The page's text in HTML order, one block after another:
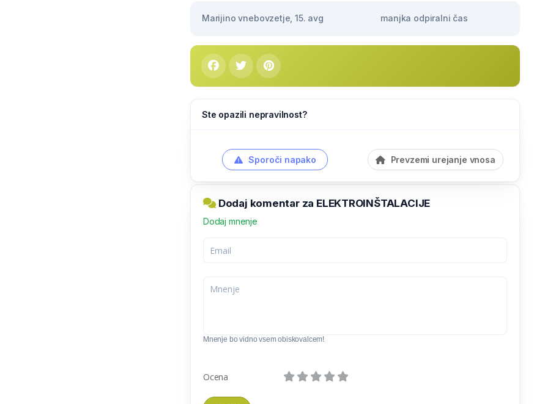
Marijino vnebovzetje, 15. avg manjka odpiralni čas
Ste opazili nepravilnost?
Sporoči napako Prevzemi urejanje vnosa
Dodaj komentar za ELEKTROINŠTALACIJE
Dodaj mnenje
Mnenje bo vidno vsem obiskovalcem!
Ocena